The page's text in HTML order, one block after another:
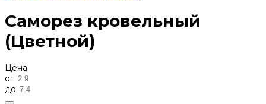
Саморез кровельный
(Цветной)
Цена
от
до